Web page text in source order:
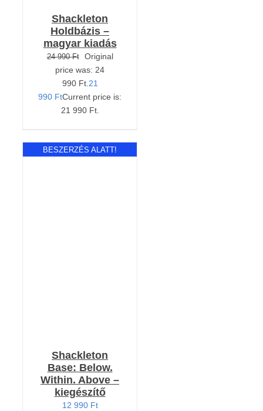
Shackleton
Holdbázis –
magyar kiadás
24 990Ft
Original
price was: 24
990 Ft. 21
990 FtCurrent price is:
21 990 Ft.
BESZERZÉS ALATT!
Shackleton
Base: Below.
Within. Above –
kiegészítő
12 990 Ft